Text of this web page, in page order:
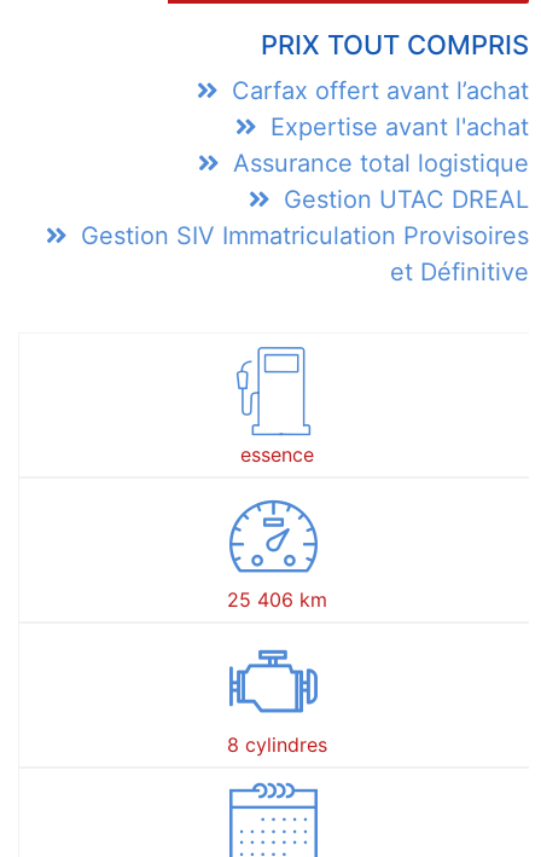
PRIX TOUT COMPRIS
Carfax offert avant l’achat
Expertise avant l'achat
Assurance total logistique
Gestion UTAC DREAL
Gestion SIV Immatriculation Provisoires
et Définitive
essence
25 406 km
8 cylindres